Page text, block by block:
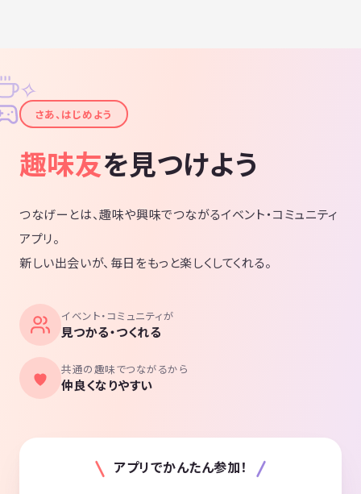
✦
✧
さあ、はじめよう
趣味友を見つけよう
つなげーとは、趣味や興味でつながるイベント・コミュニティ
アプリ。
新しい出会いが、毎日をもっと楽しくしてくれる。
イベント・コミュニティが
見つかる・つくれる
共通の趣味でつながるから
仲良くなりやすい
アプリでかんたん参加！